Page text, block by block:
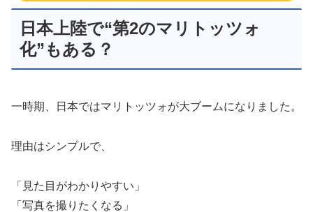
日本上陸で“第2のマリトッツォ
化”もある？
一時期、日本ではマリトッツォが大ブームになりました。
理由はシンプルで、
「見た目がわかりやすい」
「写真を撮りたくなる」